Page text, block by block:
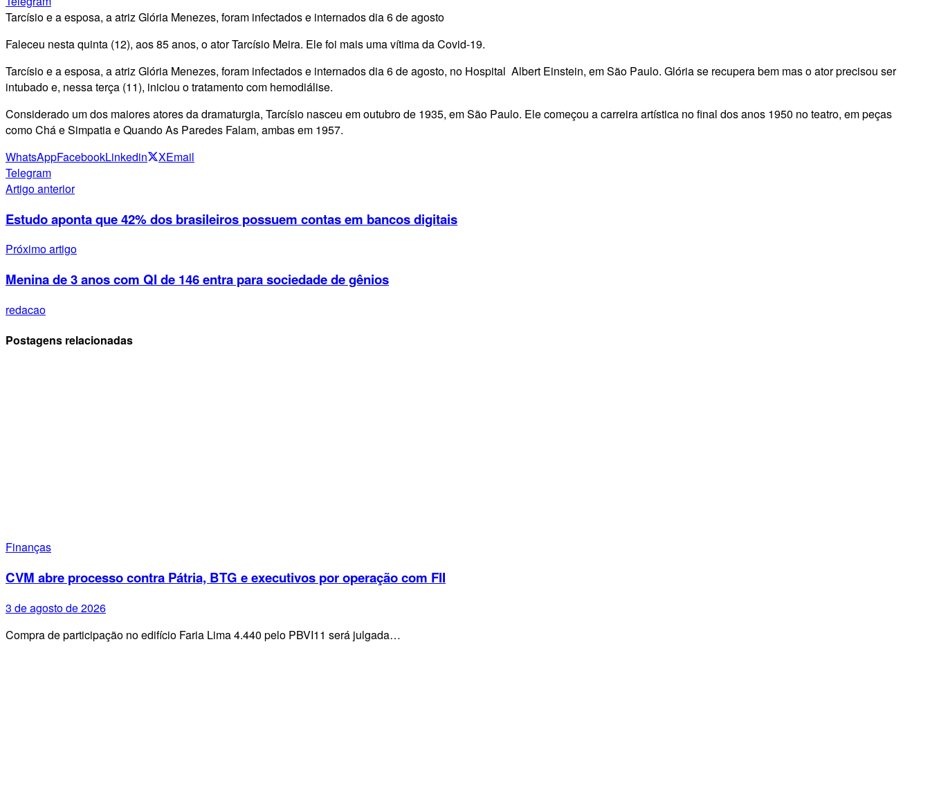
Tarcísio e a esposa, a atriz Glória Menezes, foram infectados e internados dia 6 de agosto
Faleceu nesta quinta (12), aos 85 anos, o ator Tarcísio Meira. Ele foi mais uma vítima da Covid-19.
Tarcísio e a esposa, a atriz Glória Menezes, foram infectados e internados dia 6 de agosto, no Hospital Albert Einstein, em São Paulo. Glória se recupera bem mas o ator precisou ser
intubado e, nessa terça (11), iniciou o tratamento com hemodiálise.
Considerado um dos maiores atores da dramaturgia, Tarcísio nasceu em outubro de 1935, em São Paulo. Ele começou a carreira artística no final dos anos 1950 no teatro, em peças
como Chá e Simpatia e Quando As Paredes Falam, ambas em 1957.
WhatsAppFacebookLinkedin XEmail
Telegram
Artigo anterior
Estudo aponta que 42% dos brasileiros possuem contas em bancos digitais
Próximo artigo
Menina de 3 anos com QI de 146 entra para sociedade de gênios
redacao
Postagens relacionadas
Finanças
CVM abre processo contra Pátria, BTG e executivos por operação com FII
3 de agosto de 2026
Compra de participação no edifício Faria Lima 4.440 pelo PBVI11 será julgada…